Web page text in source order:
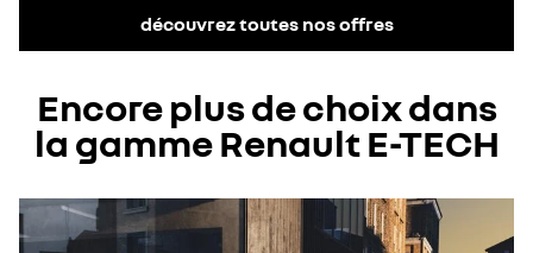
découvrez toutes nos offres
Encore plus de choix dans
la gamme Renault E-TECH